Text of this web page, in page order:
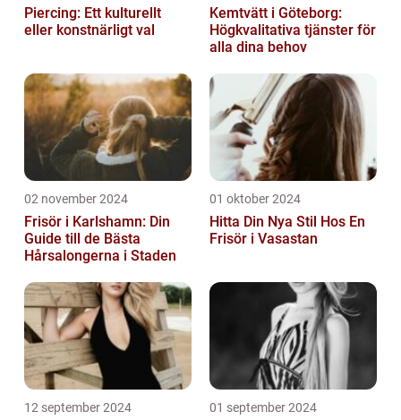
Piercing: Ett kulturellt
eller konstnärligt val
Kemtvätt i Göteborg:
Högkvalitativa tjänster för
alla dina behov
02 november 2024
Frisör i Karlshamn: Din
Guide till de Bästa
Hårsalongerna i Staden
01 oktober 2024
Hitta Din Nya Stil Hos En
Frisör i Vasastan
12 september 2024 01 september 2024